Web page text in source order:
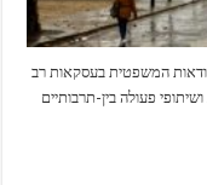
המשפטית בעסקאות רב
פעולה בין-תרבותיים